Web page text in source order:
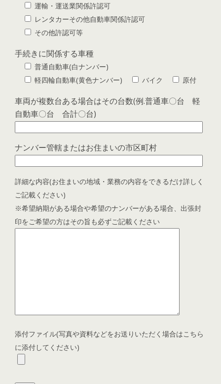
運輸・運送業関係許認可
レンタカーその他自動車関係許認可
その他許認可等
手続きに関係する車種
普通自動車(白ナンバー)
軽四輪自動車(黄色ナンバー)
バイク 原付
車両が複数台ある場合はその台数(例.普通車〇台 軽
自動車〇台 合計〇台)
ナンバー管轄またはお住まいの市区町村
詳細な内容(お住まいの地域・業務の内容をできるだけ詳しく
ご記載ください)
※希望納期がある場合や希望のナンバーがある場合、出張封
印をご希望の方はその旨も必ずご記載ください
添付ファイル(写真や資料などをお送りいただく場合はこちら
に添付してください)